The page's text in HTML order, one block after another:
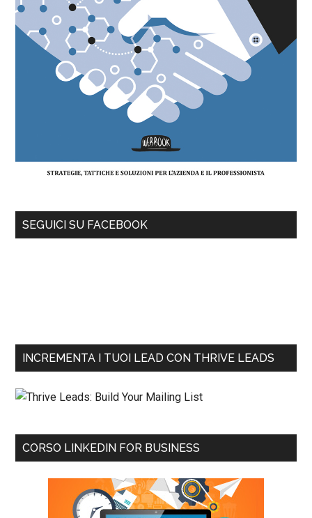
SEGUICI SU FACEBOOK
INCREMENTA I TUOI LEAD CON THRIVE LEADS
CORSO LINKEDIN FOR BUSINESS